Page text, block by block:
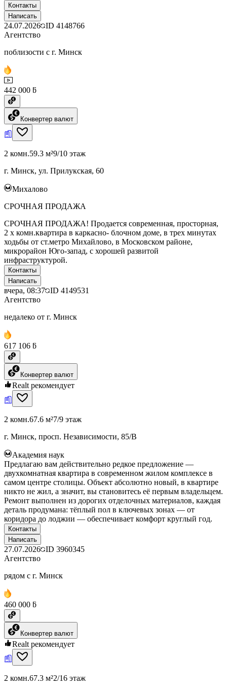
Контакты
Написать
24.07.2026 ID 4148766
Агентство
поблизости с г. Минск
442 000 ƃ
Конвертер валют
2 комн.59.3 м²9/10 этаж
г. Минск, ул. Прилукская, 60
Михалово
СРОЧНАЯ ПРОДАЖА
СРОЧНАЯ ПРОДАЖА! Продается современная, просторная,
2 х комн.квартира в каркасно- блочном доме, в трех минутах
ходьбы от ст.метро Михайлово, в Московском районе,
микрорайон Юго-запад, с хорошей развитой
инфраструктурой.
Контакты
Написать
вчера, 08:37 ID 4149531
Агентство
недалеко от г. Минск
617 106 ƃ
Конвертер валют
Realt рекомендует
2 комн.67.6 м²7/9 этаж
г. Минск, просп. Независимости, 85/В
Академия наук
Предлагаю вам действительно редкое предложение —
двухкомнатная квартира в современном жилом комплексе в
самом центре столицы. Объект абсолютно новый, в квартире
никто не жил, а значит, вы становитесь её первым владельцем.
Ремонт выполнен из дорогих отделочных материалов, каждая
деталь продумана: тёплый пол в ключевых зонах — от
коридора до лоджии — обеспечивает комфорт круглый год.
Контакты
Написать
27.07.2026 ID 3960345
Агентство
рядом с г. Минск
460 000 ƃ
Конвертер валют
Realt рекомендует
2 комн.67.3 м²2/16 этаж